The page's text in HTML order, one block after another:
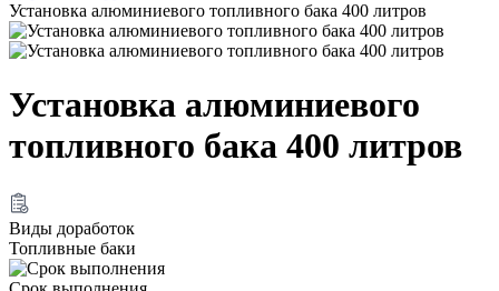
Установка алюминиевого топливного бака 400 литров
Установка алюминиевого
топливного бака 400 литров
Виды доработок
Топливные баки